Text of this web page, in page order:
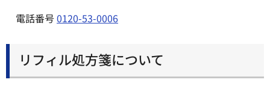
電話番号0120-53-0006
リフィル処方箋について